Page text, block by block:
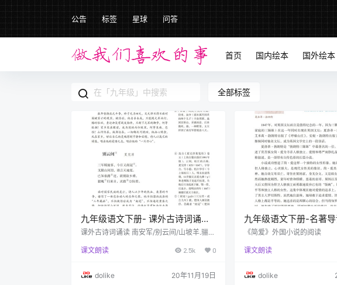
公告 标签 星球 问答
首页 国内绘本 国外绘本
全部标签
九年级语文下册- 课外古诗词诵读
(P147-P148)
课外古诗词诵读 南安军/别云间/山坡羊.骊山
课文朗读
2.5k 0
dolike 20年11月19日
九年级语文下册-名著
爱》外国小说的阅读
《简爱》外国小说的阅读
课文朗读
dolike